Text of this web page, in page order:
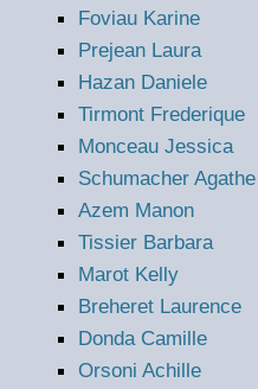
Foviau Karine
Prejean Laura
Hazan Daniele
Tirmont Frederique
Monceau Jessica
Schumacher Agathe
Azem Manon
Tissier Barbara
Marot Kelly
Breheret Laurence
Donda Camille
Orsoni Achille